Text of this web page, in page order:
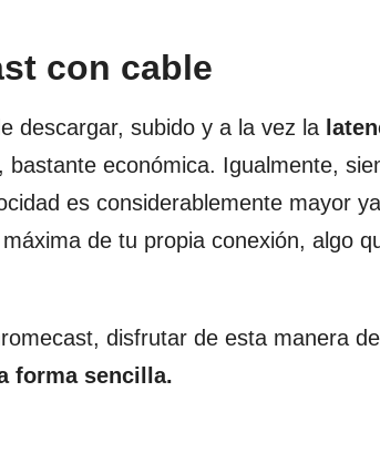
con cable
descargar, subido y a la vez la
económica. Igualmente,
es considerablemente mayor
de tu propia conexión, algo
disfrutar de esta manera de
forma sencilla.